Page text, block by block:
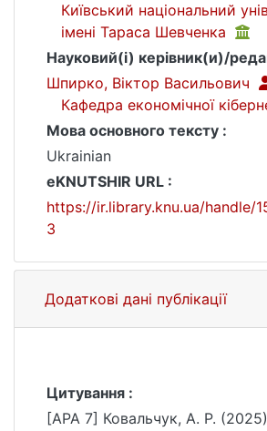
Київський національний
імені Тараса Шевченка
Науковий(і) керівник(и)/
Шпирко, Віктор Васильович
Кафедра економічної
Мова основного тексту :
Ukrainian
eKNUTSHIR URL :
https://ir.library.knu.ua/handle/
3
Додаткові дані публікації
Цитування :
[APA 7] Ковальчук, А. Р.